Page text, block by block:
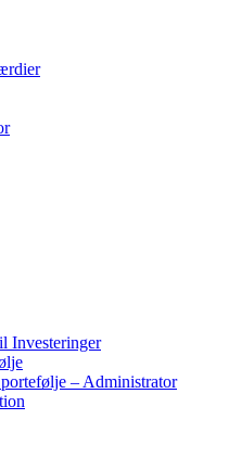
Investeringer
– Administrator